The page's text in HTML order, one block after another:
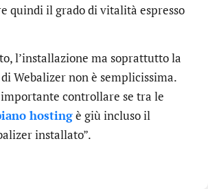
quindi il grado di vitalità espresso
l’installazione ma soprattutto la
Webalizer non è semplicissima.
controllare se tra le
hostingè giù incluso il
installato”.